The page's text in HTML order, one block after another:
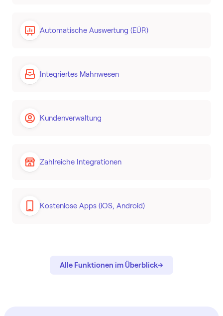
Automatische Auswertung (EÜR)
Integriertes Mahnwesen
Kundenverwaltung
Zahlreiche Integrationen
Kostenlose Apps (iOS, Android)
Alle Funktionen im Überblick→
→